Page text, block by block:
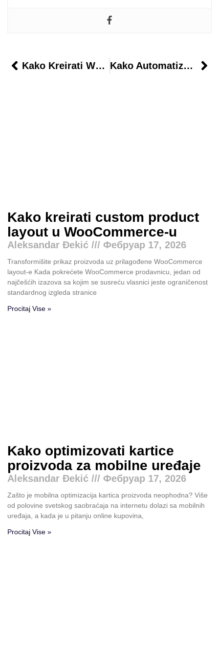
Kako Kreirati WordPress Sajt Za Kreativne Studije Kako Automatizovati Dodavanje Proizvoda U Shop
Kako kreirati custom product
layout u WooCommerce-u
Aleksandar Đekić Фебруар 17, 2026
Transformišite prikaz proizvoda uz prilagođene WooCommerce
layout-e Kada pokrećete WooCommerce prodavnicu, jedan od
najčešćih izazova sa kojim se susreću vlasnici jeste ograničenost
standardnog izgleda stranice
Procitaj Vise »
Kako optimizovati kartice
proizvoda za mobilne uređaje
Aleksandar Đekić Фебруар 17, 2026
Zašto je mobilna optimizacija kartica proizvoda neophodna? Više
od polovine svetskog saobraćaja na internetu dolazi sa mobilnih
uređaja, a kada je u pitanju online kupovina,
Procitaj Vise »